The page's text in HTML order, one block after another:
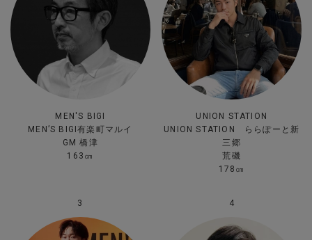
MEN'S BIGI
MEN’S BIGI有楽町マルイ
GM 橋津
163㎝
UNION STATION
UNION STATION ららぽーと新
三郷
荒磯
178㎝
3 4